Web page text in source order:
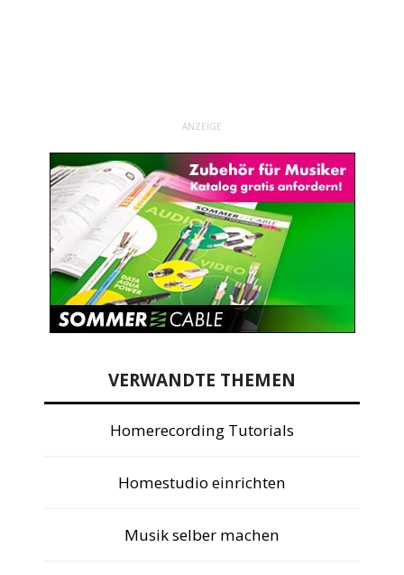
ANZEIGE
VERWANDTE THEMEN
Homerecording Tutorials
Homestudio einrichten
Musik selber machen